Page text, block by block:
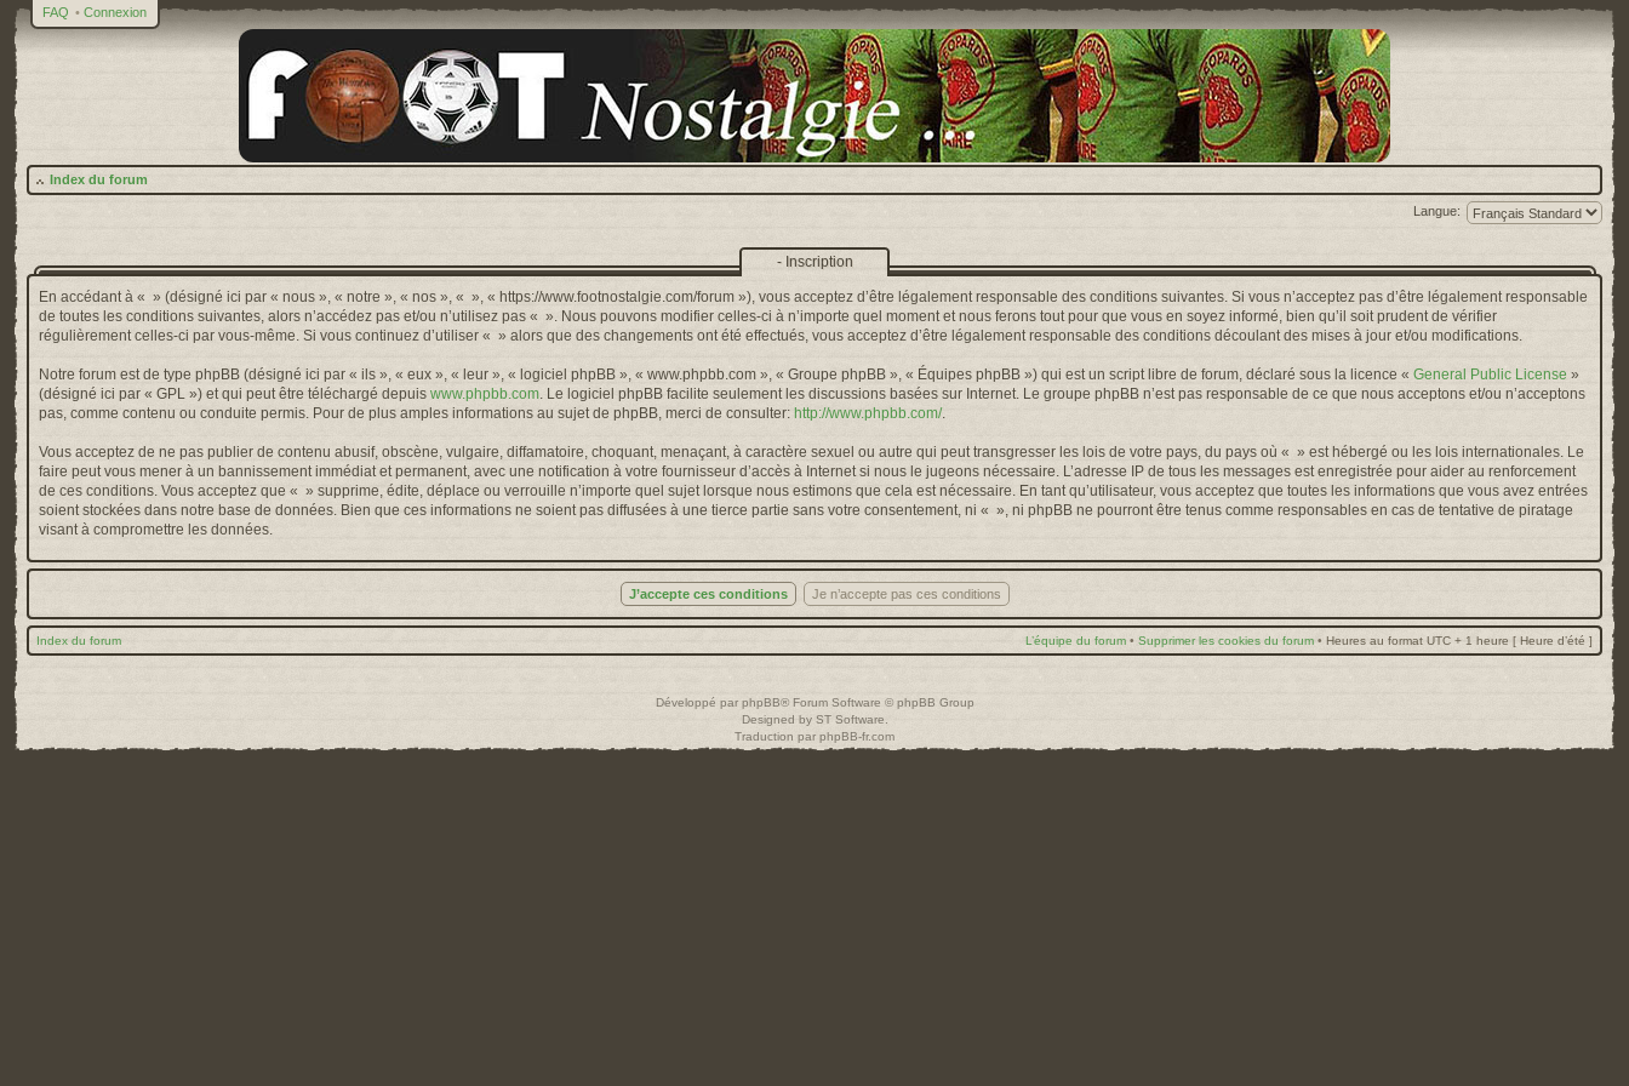
FAQ • Connexion
Index du forum
Langue:
- Inscription
En accédant à « » (désigné ici par « nous », « notre », « nos », « », « https://www.footnostalgie.com/forum »), vous acceptez d’être légalement responsable des conditions suivantes. Si vous n’acceptez pas d’être légalement responsable
de toutes les conditions suivantes, alors n’accédez pas et/ou n’utilisez pas « ». Nous pouvons modifier celles-ci à n’importe quel moment et nous ferons tout pour que vous en soyez informé, bien qu’il soit prudent de vérifier
régulièrement celles-ci par vous-même. Si vous continuez d’utiliser « » alors que des changements ont été effectués, vous acceptez d’être légalement responsable des conditions découlant des mises à jour et/ou modifications.
Notre forum est de type phpBB (désigné ici par « ils », « eux », « leur », « logiciel phpBB », « www.phpbb.com », « Groupe phpBB », « Équipes phpBB ») qui est un script libre de forum, déclaré sous la licence « General Public License »
(désigné ici par « GPL ») et qui peut être téléchargé depuis www.phpbb.com . Le logiciel phpBB facilite seulement les discussions basées sur Internet. Le groupe phpBB n’est pas responsable de ce que nous acceptons et/ou n’acceptons
pas, comme contenu ou conduite permis. Pour de plus amples informations au sujet de phpBB, merci de consulter: http://www.phpbb.com/.
Vous acceptez de ne pas publier de contenu abusif, obscène, vulgaire, diffamatoire, choquant, menaçant, à caractère sexuel ou autre qui peut transgresser les lois de votre pays, du pays où « » est hébergé ou les lois internationales. Le
faire peut vous mener à un bannissement immédiat et permanent, avec une notification à votre fournisseur d’accès à Internet si nous le jugeons nécessaire. L’adresse IP de tous les messages est enregistrée pour aider au renforcement
de ces conditions. Vous acceptez que « » supprime, édite, déplace ou verrouille n’importe quel sujet lorsque nous estimons que cela est nécessaire. En tant qu’utilisateur, vous acceptez que toutes les informations que vous avez entrées
soient stockées dans notre base de données. Bien que ces informations ne soient pas diffusées à une tierce partie sans votre consentement, ni « », ni phpBB ne pourront être tenus comme responsables en cas de tentative de piratage
visant à compromettre les données.
Index du forum L’équipe du forum • Supprimer les cookies du forum • Heures au format UTC + 1 heure [ Heure d’été ]
Développé par phpBB® Forum Software © phpBB Group
Designed by ST Software
Traduction par phpBB-fr.com